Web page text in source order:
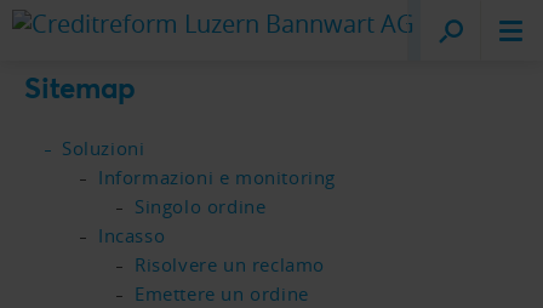
Creditreform
Lucerna
Sitemap
Soluzioni
Informazioni e monitoring
Singolo ordine
Incasso
Risolvere un reclamo
Emettere un ordine